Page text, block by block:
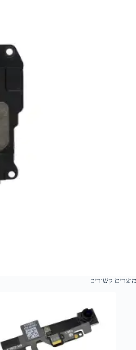
מוצרים קשורים